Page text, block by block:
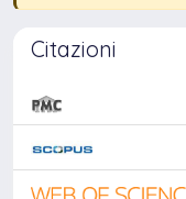
Citazioni